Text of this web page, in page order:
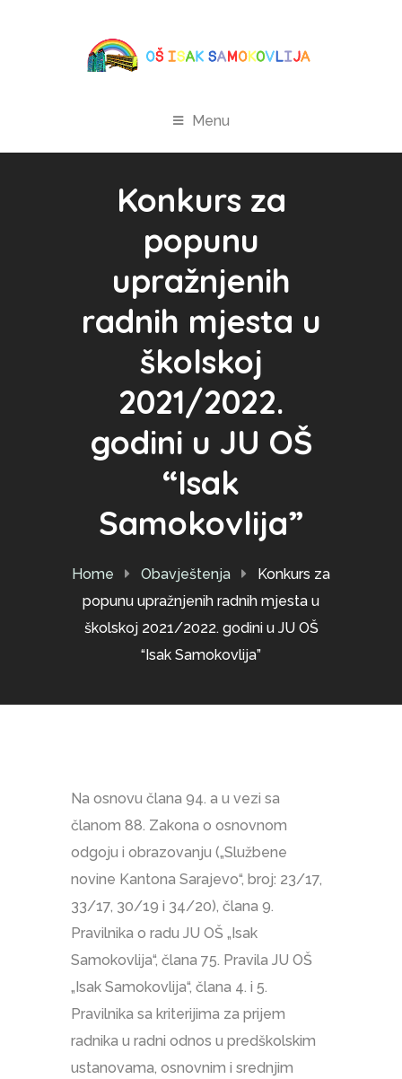
Menu
Konkurs za
popunu
upražnjenih
radnih mjesta u
školskoj
2021/2022.
godini u JU OŠ
“Isak
Samokovlija”
Home Obavještenja
Konkurs za
popunu upražnjenih radnih mjesta u
školskoj 2021/2022. godini u JU OŠ
“Isak Samokovlija”
Na osnovu člana 94. a u vezi sa
članom 88. Zakona o osnovnom
odgoju i obrazovanju („Službene
novine Kantona Sarajevo“, broj: 23/17,
33/17, 30/19 i 34/20), člana 9.
Pravilnika o radu JU OŠ „Isak
Samokovlija“, člana 75. Pravila JU OŠ
„Isak Samokovlija“, člana 4. i 5.
Pravilnika sa kriterijima za prijem
radnika u radni odnos u predškolskim
ustanovama, osnovnim i srednjim